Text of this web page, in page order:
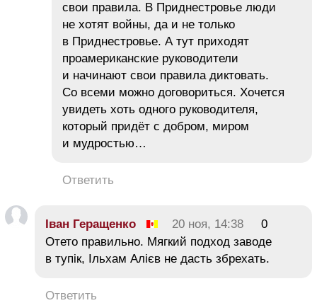
свои правила. В Приднестровье люди
не хотят войны, да и не только
в Приднестровье. А тут приходят
проамериканские руководители
и начинают свои правила диктовать.
Со всеми можно договориться. Хочется
увидеть хоть одного руководителя,
который придёт с добром, миром
и мудростью…
Ответить
Іван Геращенко 20 ноя, 14:38
0
Отето правильно. Мягкий подход заводе
в тупік, Ільхам Алієв не дасть збрехать.
Ответить